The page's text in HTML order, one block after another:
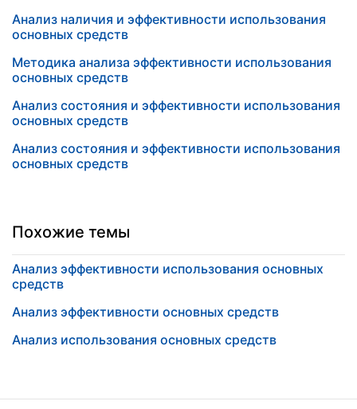
Анализ наличия и эффективности использования
основных средств
Методика анализа эффективности использования
основных средств
Анализ состояния и эффективности использования
основных средств
Анализ состояния и эффективности использования
основных средств
Похожие темы
Анализ эффективности использования основных
средств
Анализ эффективности основных средств
Анализ использования основных средств